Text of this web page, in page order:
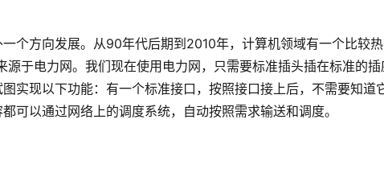
个方向发展。从90年代后期到2010年，计算机领域有一个比较
源于电力网。我们现在使用电力网，只需要标准插头插在标准的插
实现以下功能：有一个标准接口，按照接口接上后，不需要知道
可以通过网络上的调度系统，自动按照需求输送和调度。